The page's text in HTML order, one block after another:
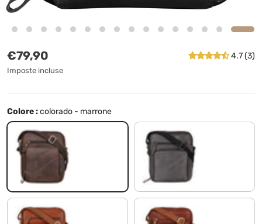
Prezzo normale
€79,90
Imposte incluse
4.7 (3)
Colore :colorado - marrone
colorado - marrone